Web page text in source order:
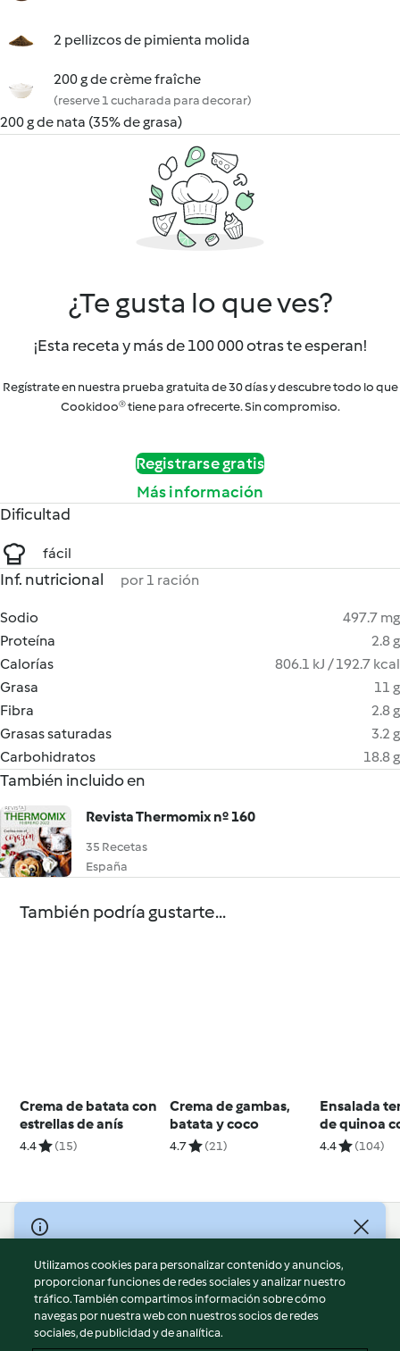
2 pellizcos de pimienta molida
200 g de crème fraîche
(reserve 1 cucharada para decorar)
200 g de nata (35% de grasa)
¿Te gusta lo que ves?
¡Esta receta y más de 100 000 otras te esperan!
Regístrate en nuestra prueba gratuita de 30 días y descubre todo lo que
Cookidoo® tiene para ofrecerte. Sin compromiso.
Registrarse gratis
Más información
Dificultad
fácil
Inf. nutricional por 1 ración
Sodio
497.7 mg
Proteína
2.8 g
Calorías
806.1 kJ / 192.7 kcal
Grasa
11 g
Fibra
2.8 g
Grasas saturadas
3.2 g
Carbohidratos
18.8 g
También incluido en
Revista Thermomix nº 160
35 Recetas
España
También podría gustarte...
Crema de batata con
estrellas de anís
4.4 (15)
Crema de gambas,
batata y coco
4.7 (21)
Ensalada
de quinoa
batatas
4.4 (104)
© Copyright 2026
Términos de uso
Política de privacidad
Aviso legal
Información legal
Utilizamos cookies para personalizar contenido y anuncios,
proporcionar funciones de redes sociales y analizar nuestro
tráfico. También compartimos información sobre cómo
navegas por nuestra web con nuestros socios de redes
sociales, de publicidad y de analítica.